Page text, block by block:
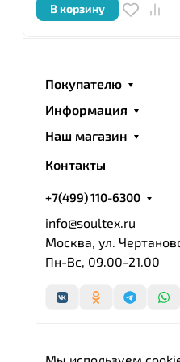
Cavalli - это "товары
В корзину
Покупателю
Информация
Наш магазин
Контакты
+7(499) 110-6300
info@soultex.ru
Москва, ул.
Пн-Вс, 09.00-21.00
Мы используем